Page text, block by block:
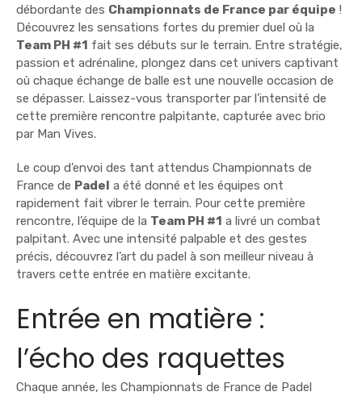
débordante des Championnats de France par équipe !
Découvrez les sensations fortes du premier duel où la
Team PH #1 fait ses débuts sur le terrain. Entre stratégie,
passion et adrénaline, plongez dans cet univers captivant
où chaque échange de balle est une nouvelle occasion de
se dépasser. Laissez-vous transporter par l’intensité de
cette première rencontre palpitante, capturée avec brio
par Man Vives.
Le coup d’envoi des tant attendus Championnats de
France de Padel a été donné et les équipes ont
rapidement fait vibrer le terrain. Pour cette première
rencontre, l’équipe de la Team PH #1 a livré un combat
palpitant. Avec une intensité palpable et des gestes
précis, découvrez l’art du padel à son meilleur niveau à
travers cette entrée en matière excitante.
Entrée en matière :
l’écho des raquettes
Chaque année, les Championnats de France de Padel